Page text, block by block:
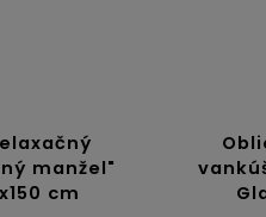
Obliečka na relaxačný
"Náhradný
Glamour 50x150 cm